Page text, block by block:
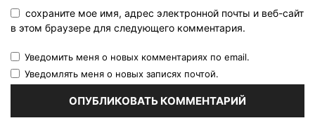
сохраните мое имя, адрес электронной почты и веб-сайт
в этом браузере для следующего комментария.
Уведомить меня о новых комментариях по email.
Уведомлять меня о новых записях почтой.